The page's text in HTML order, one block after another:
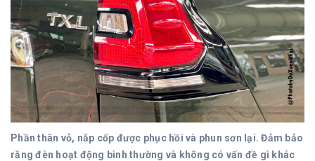
Phần thân vỏ, nắp cốp được phục hồi và phun sơn lại. Đảm bảo
rằng đèn hoạt động bình thường và không có vấn đề gì khác